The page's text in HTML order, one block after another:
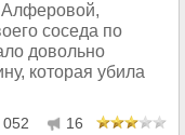
Алферовой,
соседа по
довольно
которая убила
052 16